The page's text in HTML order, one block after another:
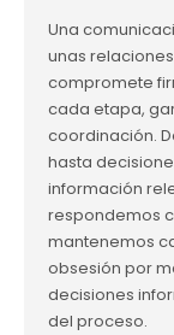
Una
unas
compromete
cada etapa,
coordinación.
hasta
información
respondemos
mantenemos
obsesión por
decisiones
del proceso.